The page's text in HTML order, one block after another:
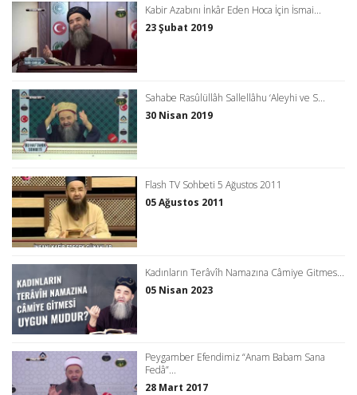
Kabir Azabını İnkâr Eden Hoca İçin İsmai...
23 Şubat 2019
Sahabe Rasûlüllâh Sallellâhu ‘Aleyhi ve S...
30 Nisan 2019
Flash TV Sohbeti 5 Ağustos 2011
05 Ağustos 2011
Kadınların Terâvîh Namazına Câmiye Gitmes...
05 Nisan 2023
Peygamber Efendimiz “Anam Babam Sana
Fedâ”...
28 Mart 2017